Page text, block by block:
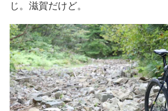
じ。滋賀だけど。